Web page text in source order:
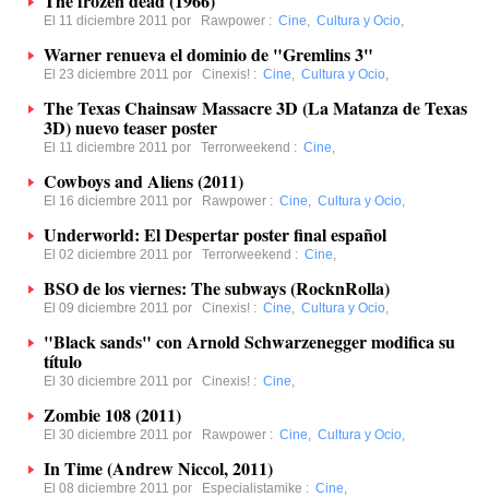
El 11 diciembre 2011 por Rawpower : Cine, Cultura y Ocio,
Warner renueva el dominio de "Gremlins 3"
El 23 diciembre 2011 por Cinexis! : Cine, Cultura y Ocio,
The Texas Chainsaw Massacre 3D (La Matanza de Texas
3D) nuevo teaser poster
El 11 diciembre 2011 por Terrorweekend : Cine,
Cowboys and Aliens (2011)
El 16 diciembre 2011 por Rawpower : Cine, Cultura y Ocio,
Underworld: El Despertar poster final español
El 02 diciembre 2011 por Terrorweekend : Cine,
BSO de los viernes: The subways (RocknRolla)
El 09 diciembre 2011 por Cinexis! : Cine, Cultura y Ocio,
"Black sands" con Arnold Schwarzenegger modifica su
título
El 30 diciembre 2011 por Cinexis! : Cine,
Zombie 108 (2011)
El 30 diciembre 2011 por Rawpower : Cine, Cultura y Ocio,
In Time (Andrew Niccol, 2011)
El 08 diciembre 2011 por Especialistamike : Cine,